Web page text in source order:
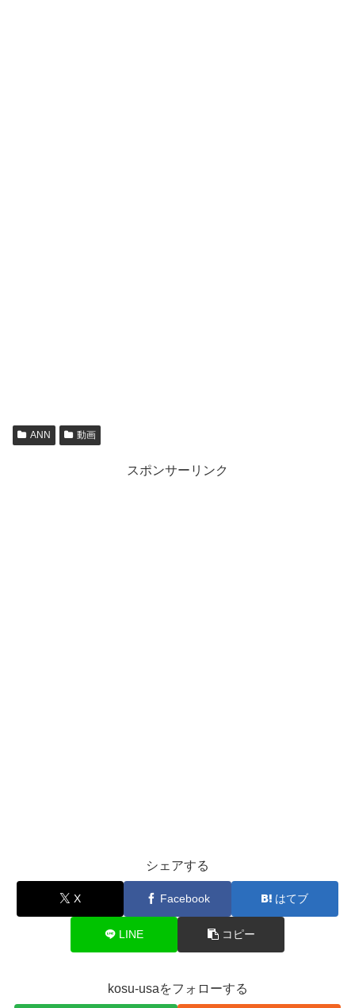
ANN 動画
スポンサーリンク
シェアする
X Facebook はてブ
LINE コピー
kosu-usaをフォローする